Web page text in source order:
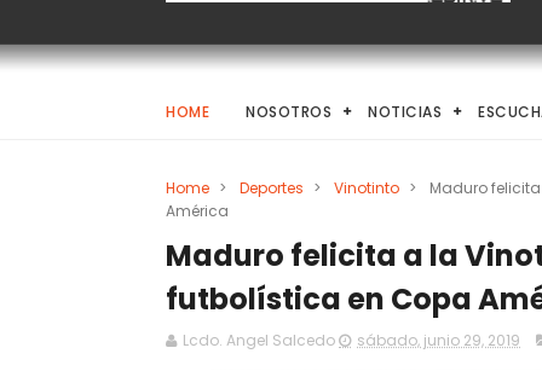
HOME NOSOTROS NOTICIAS
Home > Deportes > Vinotinto >
Maduro
América
Maduro felicita a la
futbolística en Copa
Lcdo. Angel Salcedo sábado, junio 29, 2019